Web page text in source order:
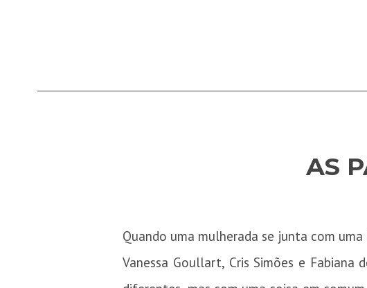
AS
Quando uma mulherada se junta com
Vanessa Goullart, Cris Simões e Fabiana